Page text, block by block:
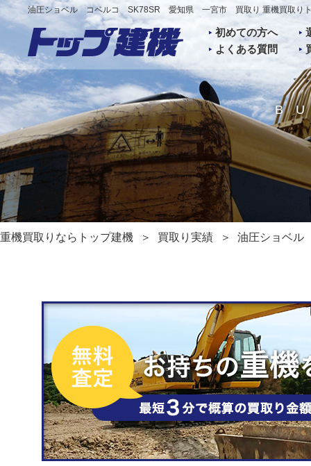
油圧ショベル コベルコ SK78SR 愛知県 一宮市 買取り 重機買取り
初めての方へ
よくある質問
重機買取りならトップ建機 買取り実績 油圧ショベ